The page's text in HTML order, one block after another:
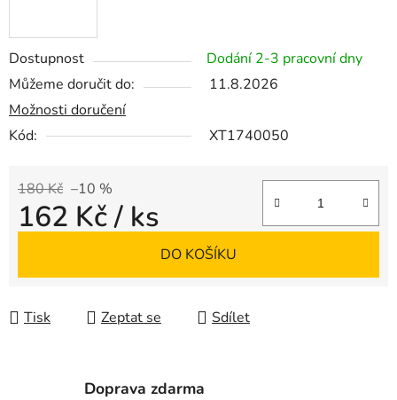
Dostupnost
Dodání 2-3 pracovní dny
Můžeme doručit do:
11.8.2026
Možnosti doručení
Kód:
XT1740050
180 Kč –10 %
162 Kč/ ks
DO KOŠÍKU
Tisk Zeptat se Sdílet
Doprava zdarma